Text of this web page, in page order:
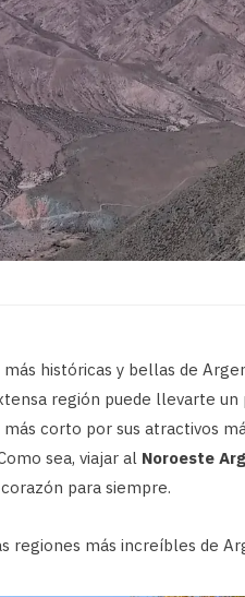
históricas y bellas de
región puede llevarte un
corto por sus atractivos
sea, viajar al Noroeste
para siempre.
regiones más increíbles de